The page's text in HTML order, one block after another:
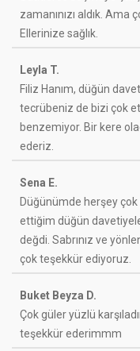
zamanınızı aldık. Ama
Ellerinize sağlık.
Leyla T.
Filiz Hanım, düğün
tecrübeniz de bizi çok
benzemiyor. Bir kere
ederiz.
Sena E.
Düğünümde herşey
ettiğim düğün
değdi. Sabrınız ve
çok teşekkür ediyoruz.
Buket Beyza D.
Çok güler yüzlü
teşekkür ederimmm